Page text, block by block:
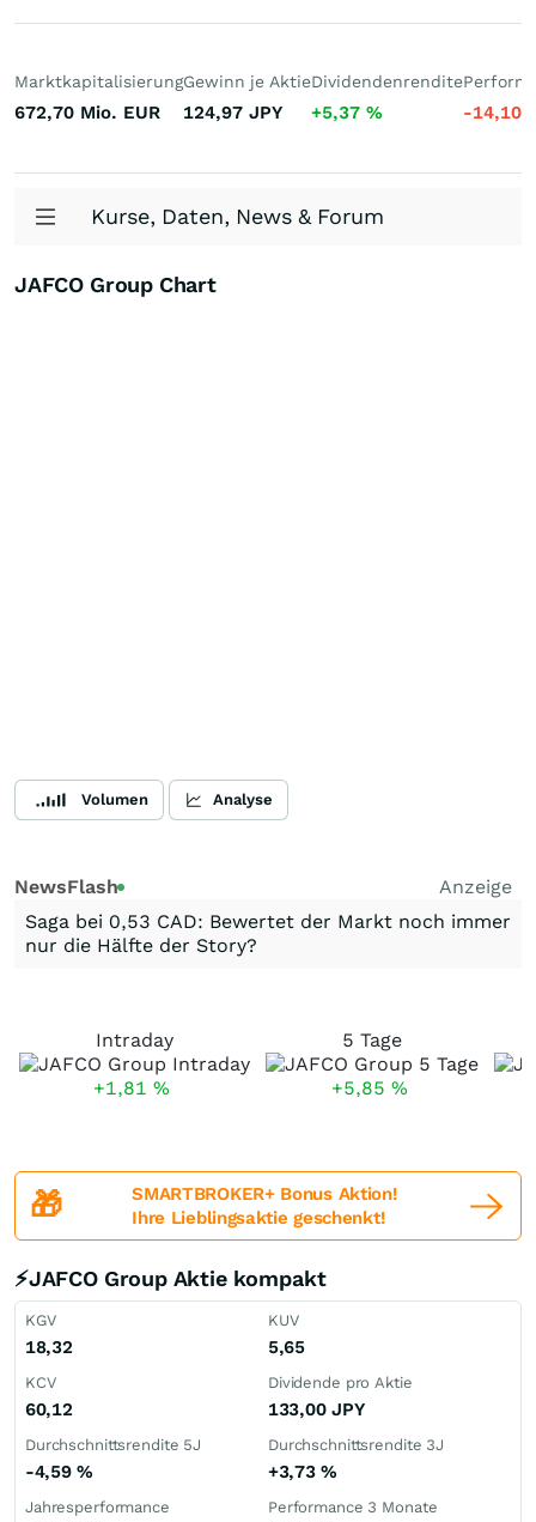
Marktkapitalisierung
672,70 Mio. EUR
Gewinn je Aktie
124,97 JPY
Dividendenrendite
+5,37 % -14,10
Kurse, Daten, News & Forum
JAFCO Group Chart
Volumen Analyse
NewsFlash
Anzeige
Saga bei 0,53 CAD: Bewertet der Markt noch immer
nur die Hälfte der Story?
Intraday
+1,81 %
5 Tage
+5,85 %
🎁
SMARTBROKER+ Bonus Aktion!
Ihre Lieblingsaktie geschenkt!
⚡JAFCO Group Aktie kompakt
KGV
18,32
KUV
5,65
KCV
60,12
Dividende pro Aktie
133,00 JPY
Durchschnittsrendite 5J
-4,59%
Durchschnittsrendite 3J
+3,73%
Jahresperformance Performance 3 Monate